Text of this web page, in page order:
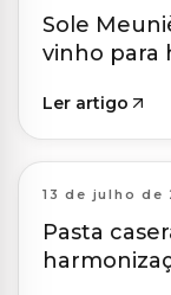
Sole
vinho para
Ler artigo
13 de julho de
Pasta